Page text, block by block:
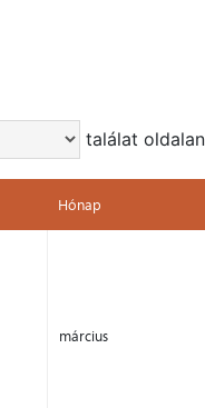
találat
Hónap
Hónap
március